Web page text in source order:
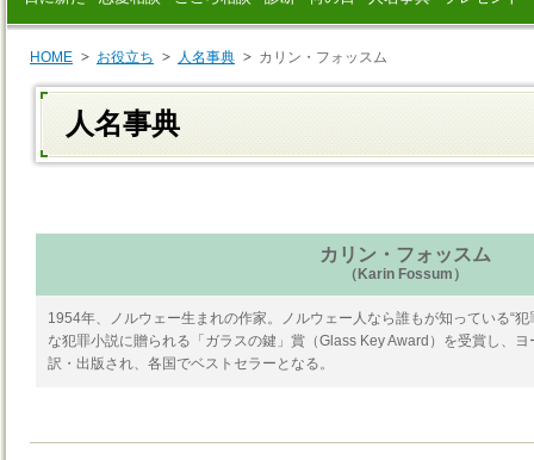
HOME お役立ち 人名事典 カリン・フォッスム
人名事典
カリン・フォッスム
（Karin Fossum）
1954年、ノルウェー生まれの作家。ノルウェー人なら誰もが知っている“
な犯罪小説に贈られる「ガラスの鍵」賞（Glass Key Award）を受賞し、
訳・出版され、各国でベストセラーとなる。